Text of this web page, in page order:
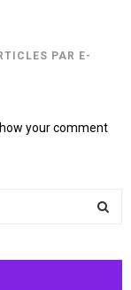
PAR E-
your comment